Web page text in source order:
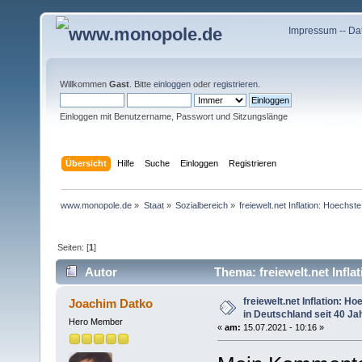
Impressum--
Willkommen Gast . Bitte einloggen oder registrieren
Einloggen mit Benutzername, Passwort und Sitzungslänge
Übersicht Hilfe Suche Einloggen Registrieren
www.monopole.de » Staat» Sozialbereich» freiewelt.net Inflation:
Seiten: [1]
Autor
Thema: freiewelt.net
(Gelesen 9360 mal)
Joachim Datko
Hero Member
freiewelt.net Inflation:
in Deutschland seit 40
« am: 15.07.2021 - 10:16 »